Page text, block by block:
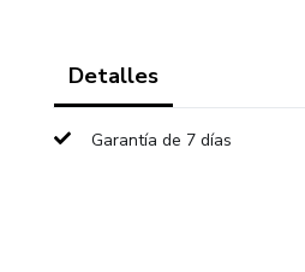
Detalles
Garantía de 7 días